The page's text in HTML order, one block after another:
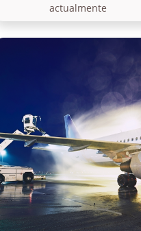
actualmente